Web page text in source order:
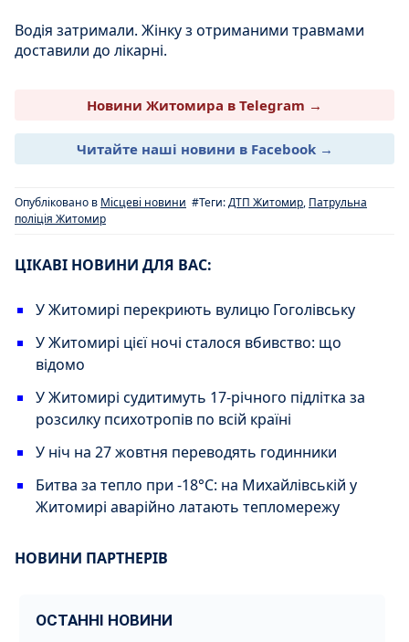
Водія затримали. Жінку з отриманими травмами
доставили до лікарні.
Новини Житомира в Telegram →
Читайте наші новини в Facebook →
Опубліковано в Місцеві новини #Теги:ДТП Житомир, Патрульна
поліція Житомир
ЦІКАВІ НОВИНИ ДЛЯ ВАС:
У Житомирі перекриють вулицю Гоголівську
У Житомирі цієї ночі сталося вбивство: що
відомо
У Житомирі судитимуть 17-річного підлітка за
розсилку психотропів по всій країні
У ніч на 27 жовтня переводять годинники
Битва за тепло при -18°C: на Михайлівській у
Житомирі аварійно латають тепломережу
НОВИНИ ПАРТНЕРІВ
ОСТАННІ НОВИНИ